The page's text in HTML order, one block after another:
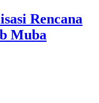
Rencana
Muba